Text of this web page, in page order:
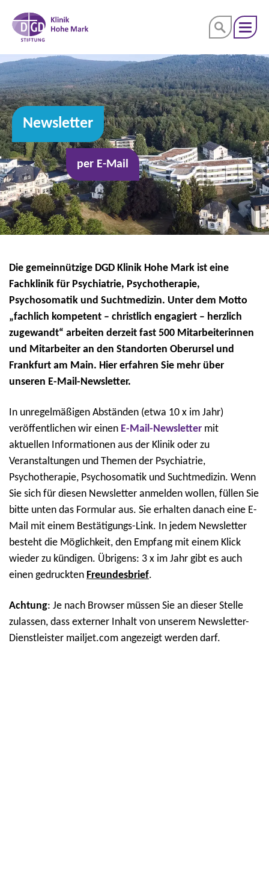
Newsletter
per E-Mail
Die gemeinnützige DGD Klinik Hohe Mark ist eine
Fachklinik für Psychiatrie, Psychotherapie,
Psychosomatik und Suchtmedizin. Unter dem Motto
„fachlich kompetent – christlich engagiert – herzlich
zugewandt“ arbeiten derzeit fast 500 Mitarbeiterinnen
und Mitarbeiter an den Standorten Oberursel und
Frankfurt am Main. Hier erfahren Sie mehr über
unseren E-Mail-Newsletter.
In unregelmäßigen Abständen (etwa 10 x im Jahr)
veröffentlichen wir einen E-Mail-Newsletter mit
aktuellen Informationen aus der Klinik oder zu
Veranstaltungen und Themen der Psychiatrie,
Psychotherapie, Psychosomatik und Suchtmedizin. Wenn
Sie sich für diesen Newsletter anmelden wollen, füllen Sie
bitte unten das Formular aus. Sie erhalten danach eine E-
Mail mit einem Bestätigungs-Link. In jedem Newsletter
besteht die Möglichkeit, den Empfang mit einem Klick
wieder zu kündigen. Übrigens: 3 x im Jahr gibt es auch
einen gedruckten Freundesbrief.
Achtung: Je nach Browser müssen Sie an dieser Stelle
zulassen, dass externer Inhalt von unserem Newsletter-
Dienstleister mailjet.com angezeigt werden darf.